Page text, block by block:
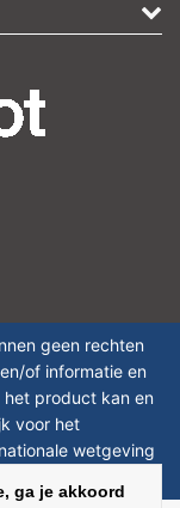
geen rechten
of informatie en
het product kan en
voor het
wetgeving
ga je akkoord